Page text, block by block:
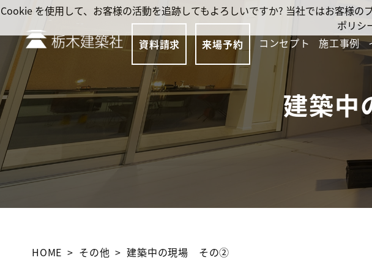
資料請求 来場予約 コンセプト 施工事例
建築
HOME その他 建築中の現場 その②
Cookie を使用して、お客様の活動を追跡してもよろしいですか? 当社ではお客様
ポリシ